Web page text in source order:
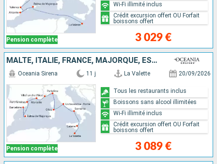
Pension complète 3 029 €
Wi-Fi illimité inclus
Crédit excursion offert OU Forfait
boissons offert
MALTE, ITALIE, FRANCE, MAJORQUE, ESPAGNE
Pension complète
Oceania Sirena 11 j La Valette 20/09/2026
3 089 €
Tous les restaurants inclus
Boissons sans alcool illimitées
Wi-Fi illimité inclus
Crédit excursion offert OU Forfait
boissons offert